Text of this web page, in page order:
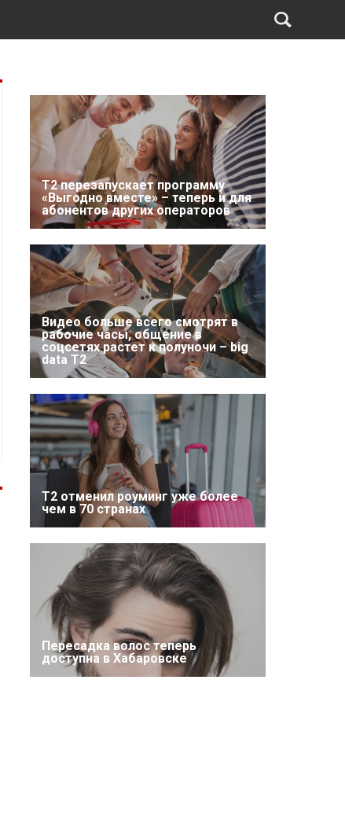
Т2 перезапускает программу
«Выгодно вместе» – теперь и для
абонентов других операторов
Видео больше всего смотрят в
рабочие часы, общение в
соцсетях растет к полуночи – big
data T2
Т2 отменил роуминг уже более
чем в 70 странах
Пересадка волос теперь
доступна в Хабаровске